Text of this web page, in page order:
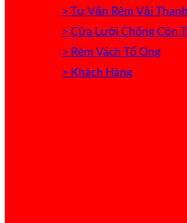
> Tư Vấn Rèm Vải
> Cửa Lưới Chống Côn
> Rèm Vách Tổ Ong
> Khách Hàng